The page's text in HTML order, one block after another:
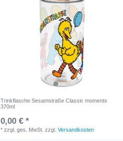
Trinkflasche Sesamstraße Classic moments
370ml
0,00 € *
*zzgl. ges. MwSt. zzgl.Versandkosten